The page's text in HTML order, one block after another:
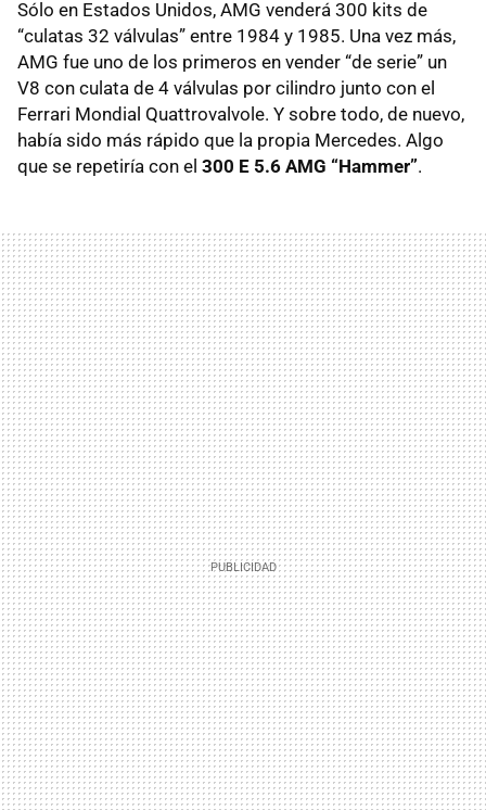
Sólo en Estados Unidos, AMG venderá 300 kits de
“culatas 32 válvulas” entre 1984 y 1985. Una vez más,
AMG fue uno de los primeros en vender “de serie” un
V8 con culata de 4 válvulas por cilindro junto con el
Ferrari Mondial Quattrovalvole. Y sobre todo, de nuevo,
había sido más rápido que la propia Mercedes. Algo
que se repetiría con el 300 E 5.6 AMG “Hammer”.